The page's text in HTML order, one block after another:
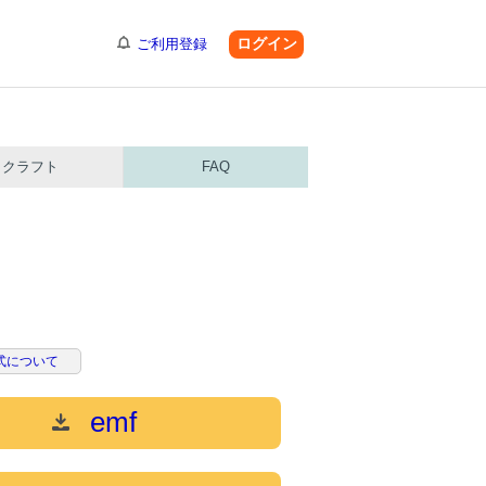
ご利用登録 ログイン
クラフト FAQ
について
emf